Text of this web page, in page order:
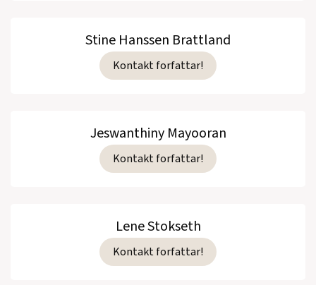
Stine Hanssen Brattland
Kontakt forfattar!
Jeswanthiny Mayooran
Kontakt forfattar!
Lene Stokseth
Kontakt forfattar!